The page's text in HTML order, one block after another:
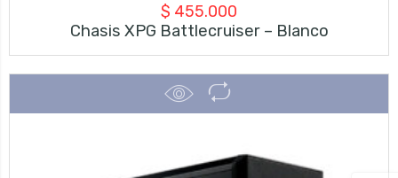
$ 455.000
Chasis XPG Battlecruiser – Blanco